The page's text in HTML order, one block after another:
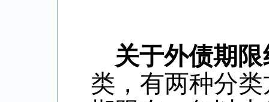
关于外债期
类，有两种分